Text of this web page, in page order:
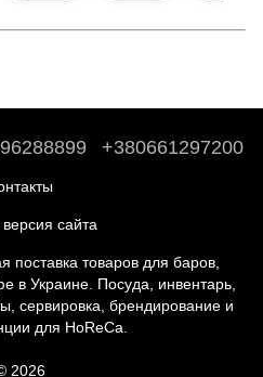
+380661297200
сайта
поставка товаров для баров,
в Украине. Посуда, инвентарь,
сервировка, брендирование и
для HoReCa.
2026